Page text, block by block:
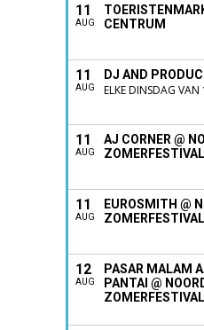
11
AUG
CENTRUM
11
AUG
DJ AND
ELKE DINSDAG
11
AUG
AJ CORNER @
ZOMERFESTIVAL
11
AUG
EUROSMITH @
ZOMERFESTIVAL
12
AUG
PASAR MALAM
PANTAI @
ZOMERFESTIVAL